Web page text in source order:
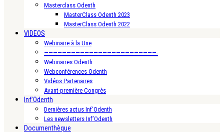
Masterclass Odenth
MasterClass Odenth 2023
MasterClass Odenth 2022
VIDEOS
Webinaire à la Une
—————————————————————————-
Webinaires Odenth
Webconférences Odenth
Vidéos Partenaires
Avant-première Congrès
Inf’Odenth
Dernières actus Inf’Odenth
Les newsletters Inf’Odenth
Documenthèque